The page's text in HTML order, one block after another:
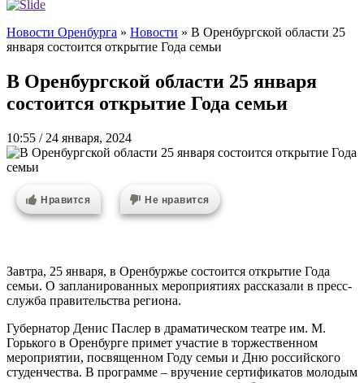
Новости Оренбурга » Новости » В Оренбургской области 25
января состоится открытие Года семьи
В Оренбургской области 25 января
состоится открытие Года семьи
10:55 / 24 января, 2024
Нравится Не нравится
Завтра, 25 января, в Оренбуржье состоится открытие Года
семьи. О запланированных мероприятиях рассказали в пресс-
служба правительства региона.
Губернатор Денис Паслер в драматическом театре им. М.
Горького в Оренбурге примет участие в торжественном
мероприятии, посвященном Году семьи и Дню российского
студенчества. В программе – вручение сертификатов молодым